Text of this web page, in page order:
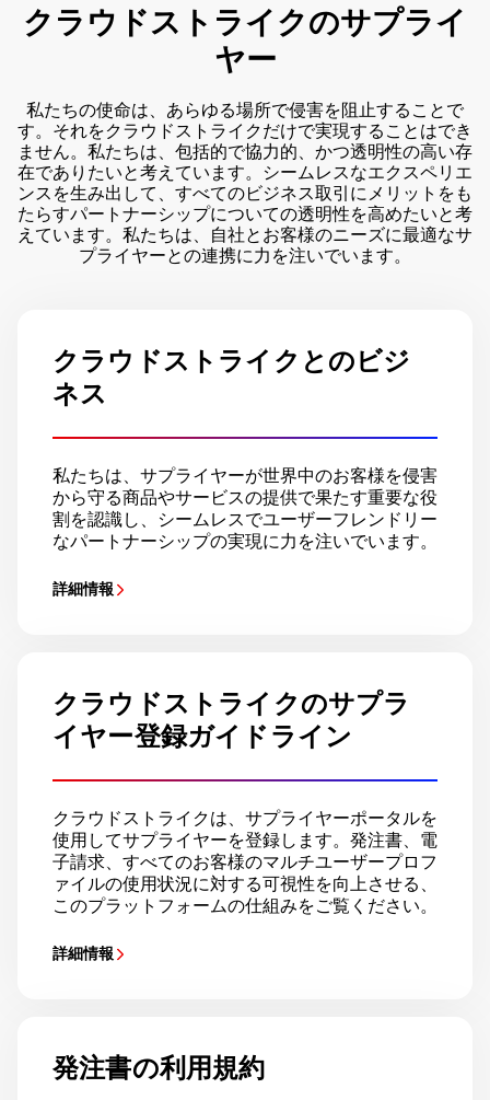
クラウドストライクのサプライ
ヤー
私たちの使命は、あらゆる場所で侵害を阻止することで
す。それをクラウドストライクだけで実現することはでき
ません。私たちは、包括的で協力的、かつ透明性の高い存
在でありたいと考えています。シームレスなエクスペリエ
ンスを生み出して、すべてのビジネス取引にメリットをも
たらすパートナーシップについての透明性を高めたいと考
えています。私たちは、自社とお客様のニーズに最適なサ
プライヤーとの連携に力を注いでいます。
クラウドストライクとのビジ
ネス
私たちは、サプライヤーが世界中のお客様を侵害
から守る商品やサービスの提供で果たす重要な役
割を認識し、シームレスでユーザーフレンドリー
なパートナーシップの実現に力を注いでいます。
詳細情報
クラウドストライクのサプラ
イヤー登録ガイドライン
クラウドストライクは、サプライヤーポータルを
使用してサプライヤーを登録します。発注書、電
子請求、すべてのお客様のマルチユーザープロフ
ァイルの使用状況に対する可視性を向上させる、
このプラットフォームの仕組みをご覧ください。
詳細情報
発注書の利用規約